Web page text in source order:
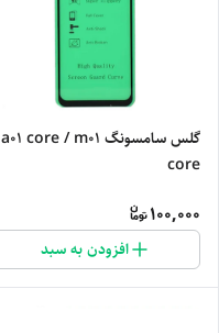
گلس سامسونگ a01 core / m01
core
100,000
افزودن به سبد